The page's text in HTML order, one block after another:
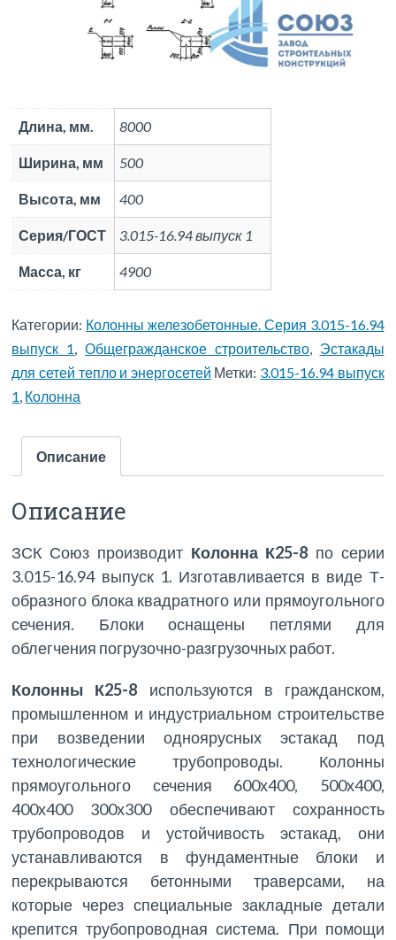
Длина, мм. 8000
Ширина, мм 500
Высота, мм 400
Серия/ГОСТ 3.015-16.94 выпуск 1
Масса, кг 4900
Категории: Колонны железобетонные. Серия 3.015-16.94
выпуск 1, Общегражданское строительство, Эстакады
для сетей тепло и энергосетей Метки: 3.015-16.94 выпуск
1, Колонна
Описание
Описание
ЗСК Союз производит Колонна К25-8 по серии
3.015-16.94 выпуск 1. Изготавливается в виде Т-
образного блока квадратного или прямоугольного
сечения. Блоки оснащены петлями для
облегчения погрузочно-разгрузочных работ.
Колонны К25-8 используются в гражданском,
промышленном и индустриальном строительстве
при возведении одноярусных эстакад под
технологические трубопроводы. Колонны
прямоугольного сечения 600х400, 500х400,
400х400 300х300 обеспечивают сохранность
трубопроводов и устойчивость эстакад, они
устанавливаются в фундаментные блоки и
перекрываются бетонными траверсами, на
которые через специальные закладные детали
крепится трубопроводная система. При помощи